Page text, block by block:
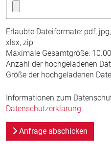
Erlaubte Dateiformate: pdf,
xlsx, zip
Maximale Gesamtgröße:
Anzahl der hochgeladenen
Größe der hochgeladenen
Informationen zum
Datenschutzerklärung
Anfrage abschicken